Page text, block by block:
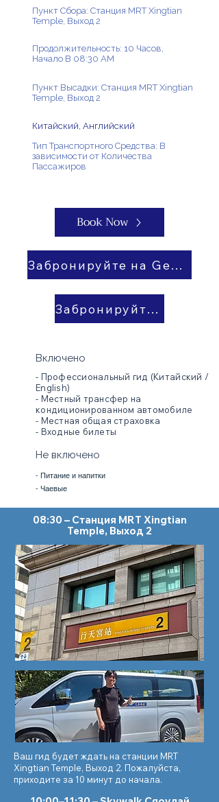
Пункт Сбора: Станция MRT Xingtian
Temple, Выход 2
Продолжительность: 10 Часов,
Начало В 08:30 AM
Пункт Высадки: Станция MRT Xingtian
Temple, Выход 2
Китайский, Английский
Тип Транспортного Средства: В
зависимости от Количества
Пассажиров
Book Now
Забронируйте на GetYourGuide
Забронируйте на Viator
Включено
- Профессиональный гид (Китайский /
English)
- Местный трансфер на
кондиционированном автомобиле
- Местная общая страховка
- Входные билеты
Не включено
- Питание и напитки
- Чаевые
08:30 – Станция MRT Xingtian
Temple, Выход 2
Ваш гид будет ждать на станции MRT
Xingtian Temple, Выход 2. Пожалуйста,
приходите за 10 минут до начала.